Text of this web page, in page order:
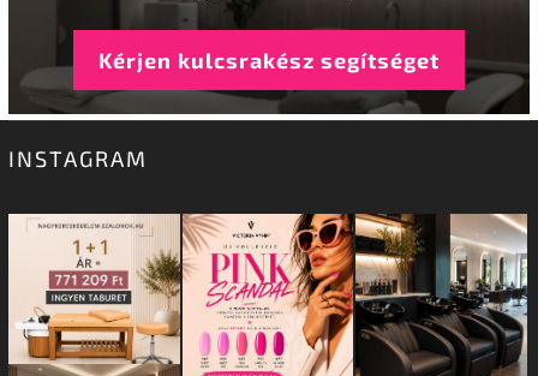
Kérjen kulcsrakész segítséget
INSTAGRAM